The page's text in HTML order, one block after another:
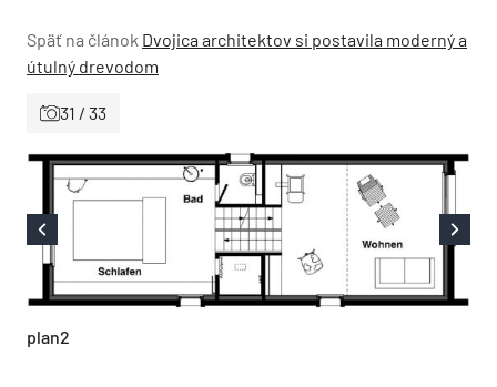
Späť na článok Dvojica architektov si postavila moderný a
útulný drevodom
31 / 33
plan2